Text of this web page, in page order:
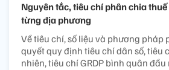
Nguyên tắc, tiêu chí phân chia
từng địa phương
Về tiêu chí, số liệu và phương pháp
quyết quy định tiêu chí dân số, tiêu
nhiên, tiêu chí GRDP bình quân đầu